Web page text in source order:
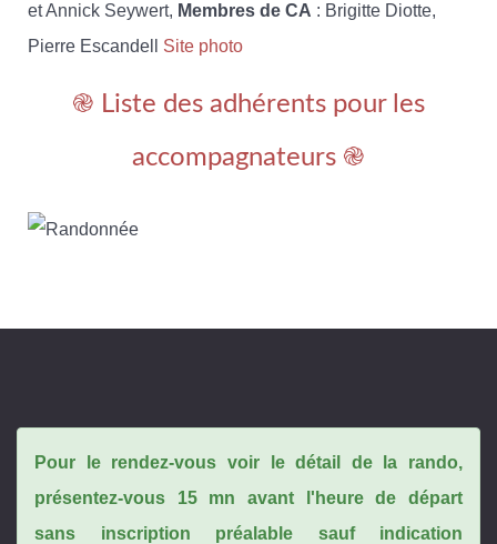
et Annick Seywert, Membres de CA : Brigitte Diotte,
Pierre Escandell Site photo
֎ Liste des adhérents pour les
accompagnateurs ֎
Pour le rendez-vous voir le détail de la rando,
présentez-vous 15 mn avant l'heure de départ
sans inscription préalable sauf indication